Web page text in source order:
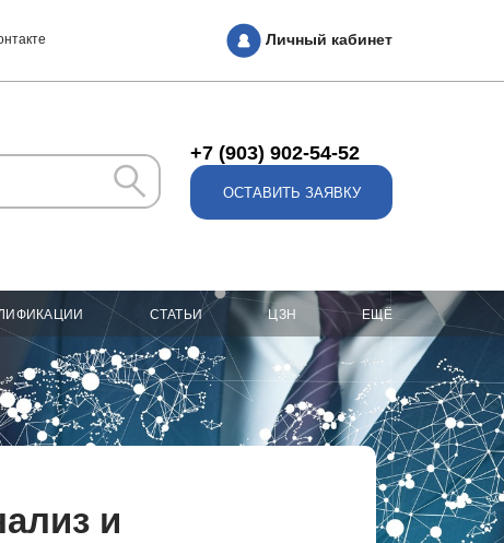
Личный кабинет
+7 (903) 902-54-52
ОСТАВИТЬ ЗАЯВКУ
СТАТЬИ ЦЗН ЕЩЁ
и